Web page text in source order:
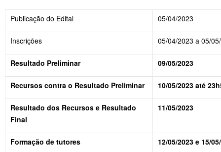
Publicação do Edital 05/04/2023
Inscrições 05/04/2023 a 05/
Resultado Preliminar 09/05/2023
Recursos contra o Resultado Preliminar 10/05/2023 até
Resultado dos Recursos e Resultado
Final
11/05/2023
Formação de tutores 12/05/2023 e 15/